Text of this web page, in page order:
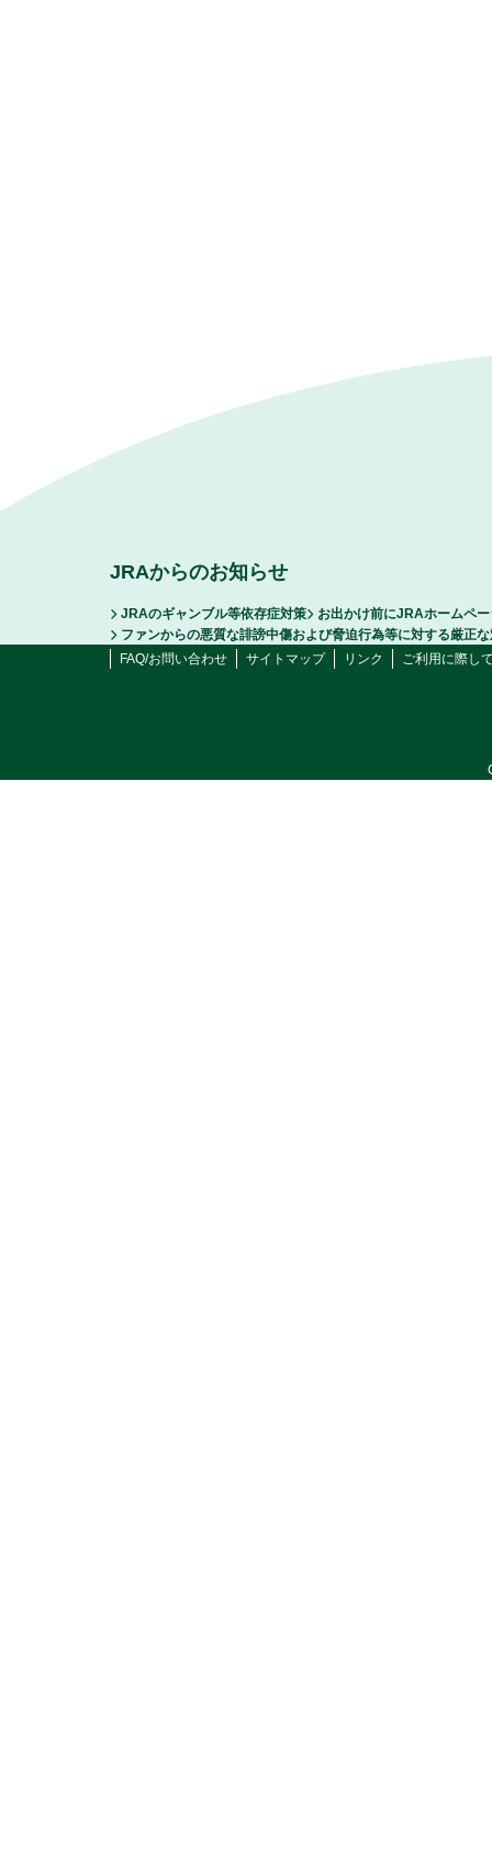
JRAからのお知らせ
JRAのギャンブル等依存症対策
お出かけ前にJRAホームペ
ファンからの悪質な誹謗中傷および脅迫行為等に対する厳正
FAQ/お問い合わせ
サイトマップ リンク ご利用に際し